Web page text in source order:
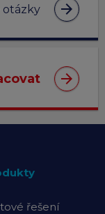
otázky arrow_forward
arrow_forward
řešení